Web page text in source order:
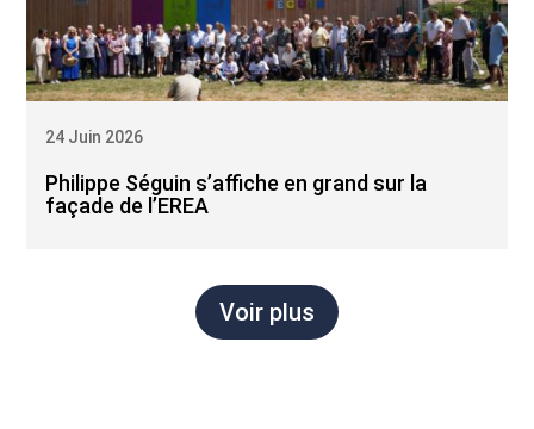
Philippe Séguin s’affiche en grand sur la
façade de l’EREA
24 Juin 2026
Voir plus